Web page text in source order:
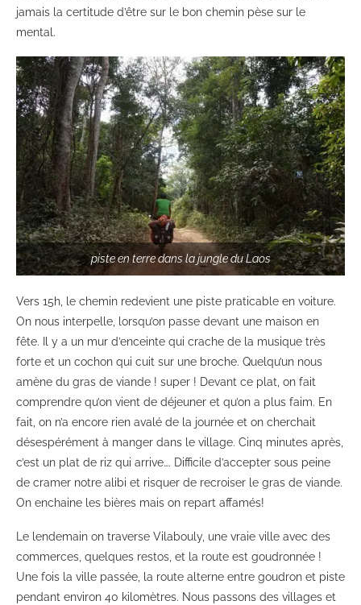
jamais la certitude d’être sur le bon chemin pèse sur le
mental.
piste en terre dans la jungle du Laos
Vers 15h, le chemin redevient une piste praticable en voiture.
On nous interpelle, lorsqu’on passe devant une maison en
fête. Il y a un mur d’enceinte qui crache de la musique très
forte et un cochon qui cuit sur une broche. Quelqu’un nous
amène du gras de viande ! super ! Devant ce plat, on fait
comprendre qu’on vient de déjeuner et qu’on a plus faim. En
fait, on n’a encore rien avalé de la journée et on cherchait
désespérément à manger dans le village. Cinq minutes après,
c’est un plat de riz qui arrive…. Difficile d’accepter sous peine
de cramer notre alibi et risquer de recroiser le gras de viande.
On enchaine les bières mais on repart affamés!
Le lendemain on traverse Vilabouly, une vraie ville avec des
commerces, quelques restos, et la route est goudronnée !
Une fois la ville passée, la route alterne entre goudron et piste
pendant environ 40 kilomètres. Nous passons des villages et